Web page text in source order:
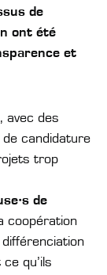
de
ont été
et
, avec des
candidature
trop
de
coopération
différenciation
ce qu’ils